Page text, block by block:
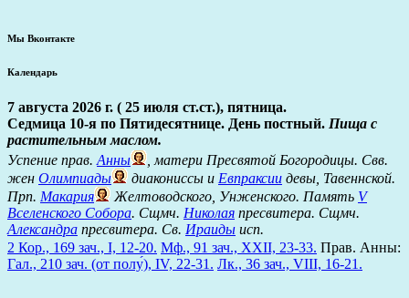
Мы Вконтакте
Календарь
7 августа 2026 г. ( 25 июля ст.ст.), пятница.
Седмица 10-я по Пятидесятнице. День постный. Пища с
растительным маслом.
Успение прав.Анны
, матери Пресвятой Богородицы. Свв.
жен Олимпиады диакониссы и Евпраксии девы, Тавеннской.
Прп. Макария Желтоводского, Унженского. Память V
Вселенского Собора. Сщмч. Николая пресвитера. Сщмч.
Александра пресвитера. Св. Ираиды исп.
2 Кор., 169 зач., I, 12-20. Мф., 91 зач., XXII, 23-33. Прав. Анны:
Гал., 210 зач. (от полу́), IV, 22-31. Лк., 36 зач., VIII, 16-21.